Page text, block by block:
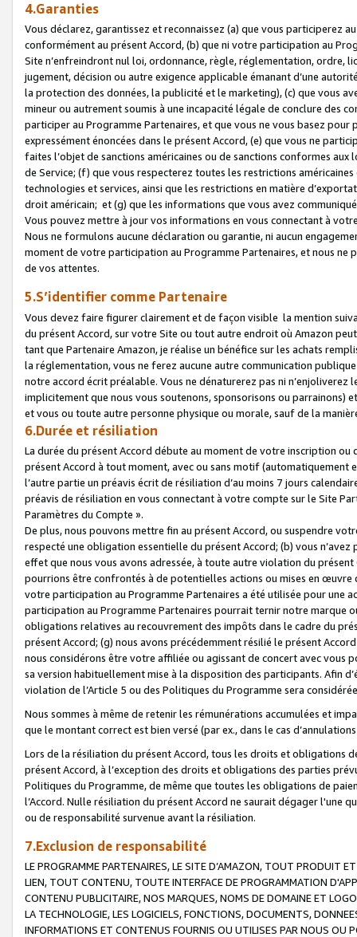
4.Garanties
Vous déclarez, garantissez et reconnaissez (a) que vous participerez
conformément au présent Accord, (b) que ni votre participation au
Site n’enfreindront nul loi, ordonnance, règle, réglementation, ordre,
jugement, décision ou autre exigence applicable émanant d’une
la protection des données, la publicité et le marketing), (c) que vous
mineur ou autrement soumis à une incapacité légale de conclure des
participer au Programme Partenaires, et que vous ne vous basez
expressément énoncées dans le présent Accord, (e) que vous ne
faites l’objet de sanctions américaines ou de sanctions conformes
de Service; (f) que vous respecterez toutes les restrictions
technologies et services, ainsi que les restrictions en matière
droit américain; et (g) que les informations que vous avez
Vous pouvez mettre à jour vos informations en vous connectant à
Nous ne formulons aucune déclaration ou garantie, ni aucun
moment de votre participation au Programme Partenaires, et nous
de vos attentes.
5.S’identifier comme Partenaire
Vous devez faire figurer clairement et de façon visible la mention
du présent Accord, sur votre Site ou tout autre endroit où Amazon
tant que Partenaire Amazon, je réalise un bénéfice sur les achats
la réglementation, vous ne ferez aucune autre communication
notre accord écrit préalable. Vous ne dénaturerez pas ni
implicitement que nous vous soutenons, sponsorisons ou parrainons)
et vous ou toute autre personne physique ou morale, sauf de la
6.Durée et résiliation
La durée du présent Accord débute au moment de votre inscription
présent Accord à tout moment, avec ou sans motif (automatiquement
l’autre partie un préavis écrit de résiliation d’au moins 7 jours
préavis de résiliation en vous connectant à votre compte sur le Site
Paramètres du Compte ».
De plus, nous pouvons mettre fin au présent Accord, ou suspendre
respecté une obligation essentielle du présent Accord; (b) vous
effet que nous vous avons adressée, à toute autre violation du
pourrions être confrontés à de potentielles actions ou mises en
votre participation au Programme Partenaires a été utilisée pour une
participation au Programme Partenaires pourrait ternir notre marque
obligations relatives au recouvrement des impôts dans le cadre du
présent Accord; (g) nous avons précédemment résilié le présent
nous considérons être votre affiliée ou agissant de concert avec vous
sa version habituellement mise à la disposition des participants. Afin
violation de l’Article 5 ou des Politiques du Programme sera
Nous sommes à même de retenir les rémunérations accumulées et
que le montant correct est bien versé (par ex., dans le cas
Lors de la résiliation du présent Accord, tous les droits et obligations
présent Accord, à l’exception des droits et obligations des parties
Politiques du Programme, de même que toutes les obligations de
l’Accord. Nulle résiliation du présent Accord ne saurait dégager l'une
ou de responsabilité survenue avant la résiliation.
7.Exclusion de responsabilité
LE PROGRAMME PARTENAIRES, LE SITE D’AMAZON, TOUT PRODUIT
LIEN, TOUT CONTENU, TOUTE INTERFACE DE PROGRAMMATION
CONTENU PUBLICITAIRE, NOS MARQUES, NOMS DE DOMAINE ET
LA TECHNOLOGIE, LES LOGICIELS, FONCTIONS, DOCUMENTS,
INFORMATIONS ET CONTENUS FOURNIS OU UTILISES PAR NOUS OU